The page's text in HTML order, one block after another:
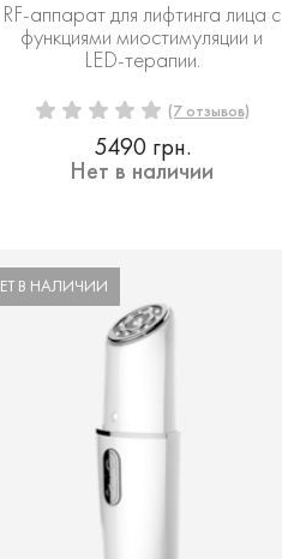
RF-аппарат для лифтинга лица с
функциями миостимуляции и
LED-терапии.
(7 отзывов)
5490 грн.
Нет в наличии
В НАЛИЧИИ